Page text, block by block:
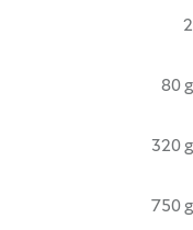
2
80 g
320 g
750 g